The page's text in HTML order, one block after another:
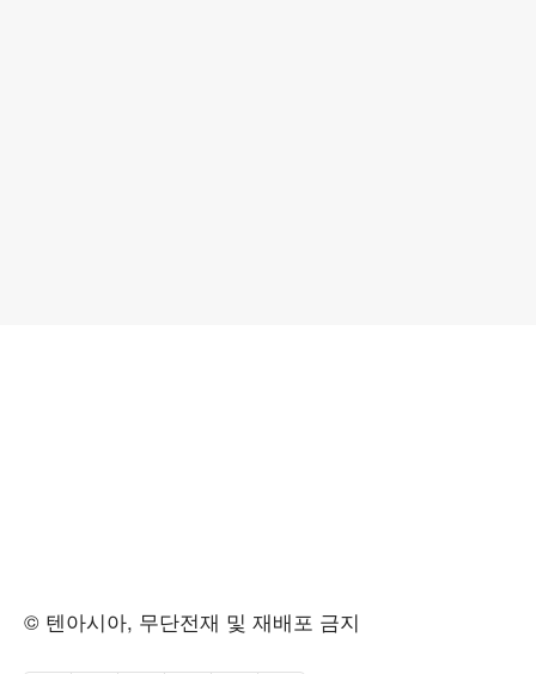
© 텐아시아, 무단전재 및 재배포 금지